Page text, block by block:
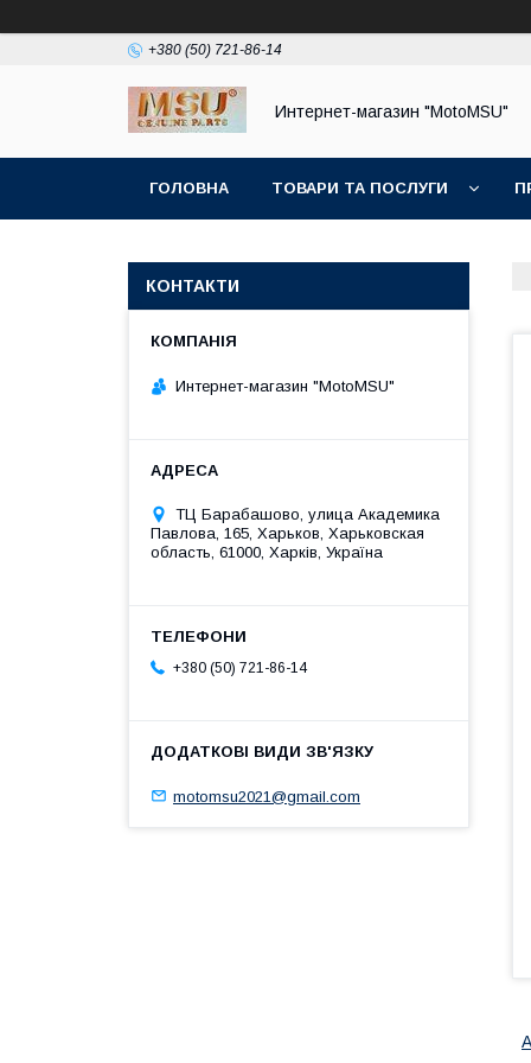
+380 (50) 721-86-14
Интернет-магазин "MotoMSU"
ГОЛОВНА ТОВАРИ ТА ПОСЛУГИ
КОНТАКТИ
Интернет-магазин "MotoMSU"
ТЦ Барабашово, улица Академика
Павлова, 165, Харьков, Харьковская
область, 61000, Харків, Україна
+380 (50) 721-86-14
motomsu2021@gmail.com